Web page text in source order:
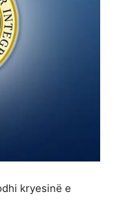
kryesinë e